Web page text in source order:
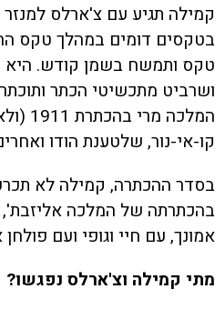
קמילה תגיע עם צ'ארלס
בטקסים דומים במהלך טקס
טקס ותמשח בשמן קודש.
ושרביט מתכשיטי הכתר
קו-אי-נור, שלטענת הודו
בסדר ההכתרה, קמילה לא
בהכתרתה של המלכה
אמונך, עם חיי וגופי ועם פולחן
מתי קמילה וצ'ארלס נפגשו?